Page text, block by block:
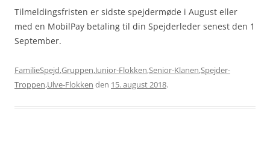
Tilmeldingsfristen er sidste spejdermøde i August eller
med en MobilPay betaling til din Spejderleder senest den 1
September.
FamilieSpejd,Gruppen,Junior-Flokken,Senior-Klanen,Spejder-
Troppen,Ulve-Flokken den 15. august 2018.